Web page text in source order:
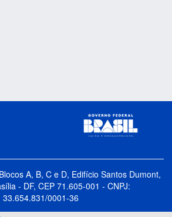
A, B, C e D, Edifício Santos Dumont,
- DF, CEP 71.605-001 - CNPJ:
33.654.831/0001-36